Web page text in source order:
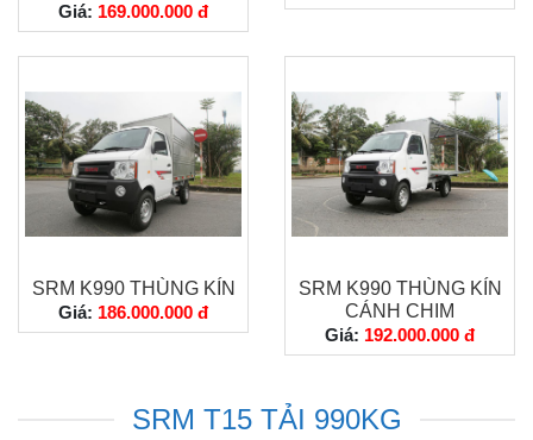
Giá: 169.000.000 đ
SRM K990 THÙNG KÍN
Giá: 186.000.000 đ
SRM K990 THÙNG KÍN
CÁNH CHIM
Giá: 192.000.000 đ
SRM T15 TẢI 990KG